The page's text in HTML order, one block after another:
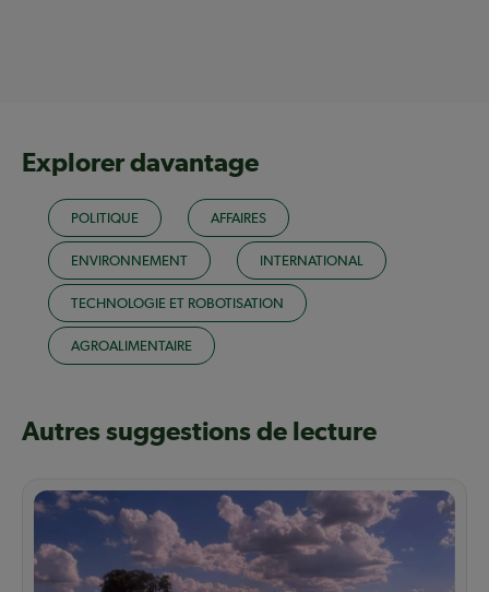
Explorer davantage
POLITIQUE AFFAIRES
ENVIRONNEMENT INTERNATIONAL
TECHNOLOGIE ET ROBOTISATION
AGROALIMENTAIRE
Autres suggestions de lecture